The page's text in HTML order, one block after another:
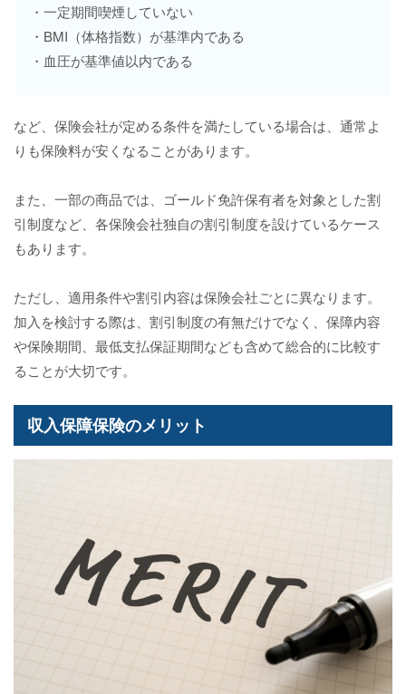
・一定期間喫煙していない
・BMI（体格指数）が基準内である
・血圧が基準値以内である
など、保険会社が定める条件を満たしている場合は、通常よ
りも保険料が安くなることがあります。
また、一部の商品では、ゴールド免許保有者を対象とした割
引制度など、各保険会社独自の割引制度を設けているケース
もあります。
ただし、適用条件や割引内容は保険会社ごとに異なります。
加入を検討する際は、割引制度の有無だけでなく、保障内容
や保険期間、最低支払保証期間なども含めて総合的に比較す
ることが大切です。
収入保障保険のメリット